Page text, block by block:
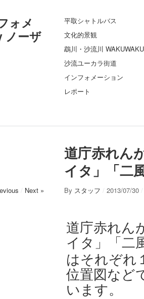
ォメ
ノーザ
平取シャトルバス
文化的景観
鵡川・沙流川 WAKUWAKU
沙流ユーカラ街道
インフォメーション
レポート
道庁赤れん
イタ」「二
/ Next » By スタッフ / 2013/07/30 /
道庁赤れん
イタ」「二
はそれぞれ
位置図など
います。